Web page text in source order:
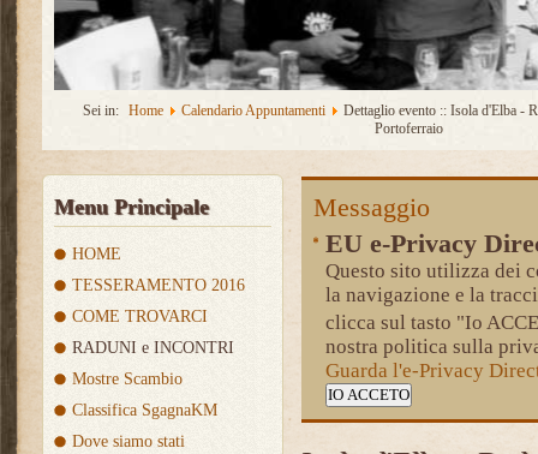
Sei in: Home Calendario Appuntamenti
Dettaglio evento :: Isola d'Elba -
Portoferraio
Menu Principale
HOME
TESSERAMENTO 2016
COME TROVARCI
RADUNI e INCONTRI
Mostre Scambio
Classifica SgagnaKM
Dove siamo stati
Messaggio
EU e-Privacy
Questo sito utilizza dei
la navigazione e la
clicca sul tasto "Io
nostra politica sulla
Guarda l'e-Privacy
IO ACCETO